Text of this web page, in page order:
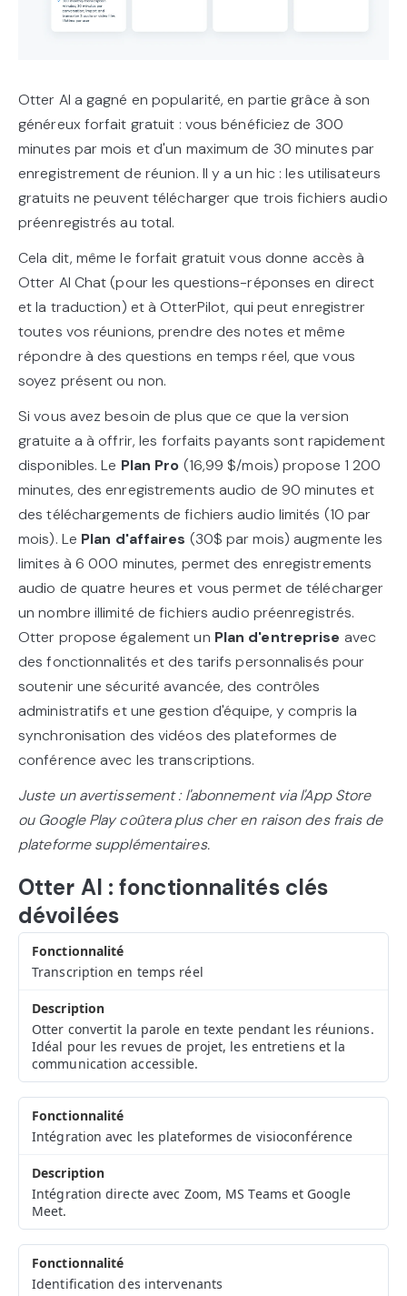
Otter AI a gagné en popularité, en partie grâce à son
généreux forfait gratuit : vous bénéficiez de 300
minutes par mois et d'un maximum de 30 minutes par
enregistrement de réunion. Il y a un hic : les utilisateurs
gratuits ne peuvent télécharger que trois fichiers audio
préenregistrés au total.
Cela dit, même le forfait gratuit vous donne accès à
Otter AI Chat (pour les questions-réponses en direct
et la traduction) et à OtterPilot, qui peut enregistrer
toutes vos réunions, prendre des notes et même
répondre à des questions en temps réel, que vous
soyez présent ou non.
Si vous avez besoin de plus que ce que la version
gratuite a à offrir, les forfaits payants sont rapidement
disponibles. Le Plan Pro (16,99 $/mois) propose 1 200
minutes, des enregistrements audio de 90 minutes et
des téléchargements de fichiers audio limités (10 par
mois). Le Plan d'affaires (30$ par mois) augmente les
limites à 6 000 minutes, permet des enregistrements
audio de quatre heures et vous permet de télécharger
un nombre illimité de fichiers audio préenregistrés.
Otter propose également un Plan d'entreprise avec
des fonctionnalités et des tarifs personnalisés pour
soutenir une sécurité avancée, des contrôles
administratifs et une gestion d'équipe, y compris la
synchronisation des vidéos des plateformes de
conférence avec les transcriptions.
Juste un avertissement : l'abonnement via l'App Store
ou Google Play coûtera plus cher en raison des frais de
plateforme supplémentaires.
Otter AI : fonctionnalités clés
dévoilées
Transcription en temps réel
Otter convertit la parole en texte pendant les réunions.
Idéal pour les revues de projet, les entretiens et la
communication accessible.
Intégration avec les plateformes de visioconférence
Intégration directe avec Zoom, MS Teams et Google
Meet.
Identification des intervenants